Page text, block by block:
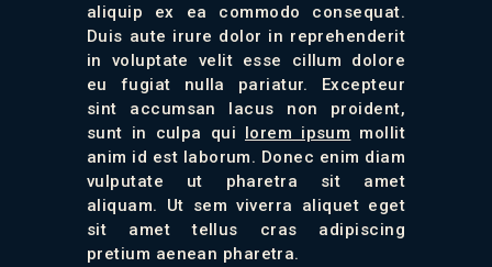
aliquip ex ea commodo consequat.
Duis aute irure dolor in reprehenderit
in voluptate velit esse cillum dolore
eu fugiat nulla pariatur. Excepteur
sint accumsan lacus non proident,
sunt in culpa qui lorem ipsum mollit
anim id est laborum. Donec enim diam
vulputate ut pharetra sit amet
aliquam. Ut sem viverra aliquet eget
sit amet tellus cras adipiscing
pretium aenean pharetra.